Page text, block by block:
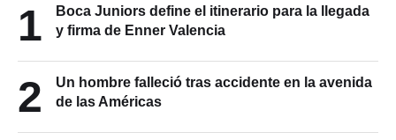
1
Boca Juniors define el itinerario para la llegada
y firma de Enner Valencia
2
Un hombre falleció tras accidente en la avenida
de las Américas